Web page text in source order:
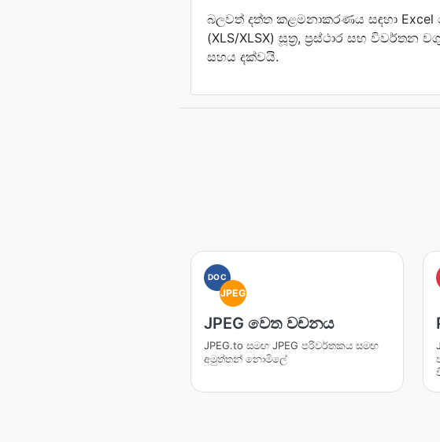
බලවත් දත්ත කළමනාකරණය සඳහා
(XLS/XLSX) සූත්‍ර, ප්‍රස්ථාර සහ විවර්තන
සහය දක්වයි.
DOC
JPEG
JPEG වෙත වචනය
JPEG.to සමඟ JPEG පරිවර්තකය සමඟ
අමුත්තන් නොමිලේ